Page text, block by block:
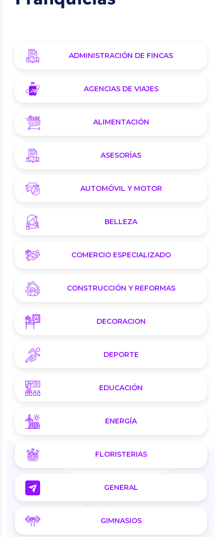
ADMINISTRACIÓN DE FINCAS
AGENCIAS DE VIAJES
ALIMENTACIÓN
ASESORÍAS
AUTOMÓVIL Y MOTOR
BELLEZA
COMERCIO ESPECIALIZADO
CONSTRUCCIÓN Y REFORMAS
DECORACION
DEPORTE
EDUCACIÓN
ENERGÍA
FLORISTERIAS
GENERAL
GIMNASIOS